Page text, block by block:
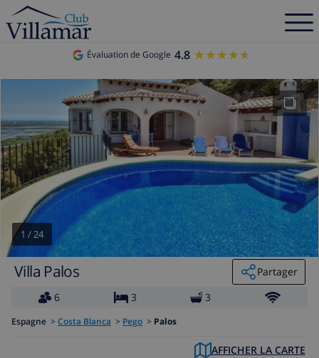
Évaluation de Google 4.8 ★★★★★
★★★★★
1 /24
Villa Palos
Partager
6
3 3
Espagne > Costa Blanca > Pego > Palos
AFFICHER LA CARTE